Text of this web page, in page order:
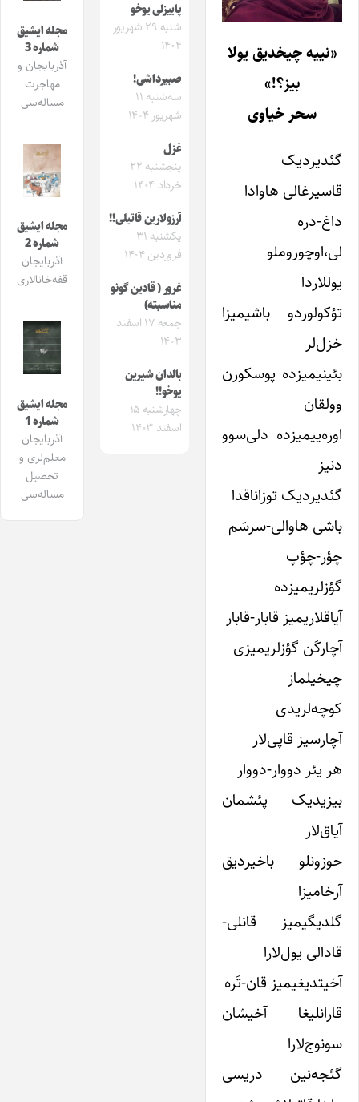
«نییه چیخدیق یولا
بیز؟!»
سحر خیاوی
گئدیردیک
قاسیرغالی هاوادا
داغ-دره
لی،اوچوروملو
یوللاردا
تؤکولوردو باشیمیزا
خزل‌لر
بئینیمیزده پوسکورن
وولقان
اوره‌ییمیزده دلی‌سوو
دنیز
گئدیردیک توزاناقدا
باشی هاوالی-سرسَم
چؤر-چؤپ
گؤزلریمیزده
آیاقلاریمیز قابار-قابار
آچارکَن گؤزلریمیزی
چیخیلماز
کوچه‌لریدی
آچارسیز قاپی‌لار
هر یئر دووار-دووار
بیزیدیک پئشمان
آیاق‌لار
حوزونلو باخیردیق
آرخامیزا
گلدیگیمیز قانلی-
قادالی یول‌لارا
آخیتدیغیمیز قان-تَره
قارانلیغا آخیشان
سونوج‌لارا
گئجه‌نین دریسی
پاییزلی یوخو
شنبه ۲۹ شهریور
۱۴۰۴
صبیرداشی!
سه‌شنبه ۱۱
شهریور ۱۴۰۴
غزل
پنجشنبه ۲۲
خرداد ۱۴۰۴
آرزولارین قاتیلی!!
یکشنبه ۳۱
فروردین ۱۴۰۴
غرور ( قادین گونو
مناسبته)
جمعه ۱۷ اسفند
۱۴۰۳
بالدان شیرین
یوخو!!
چهارشنبه ۱۵
اسفند ۱۴۰۳
مجله ایشیق
شماره 3
آذربایجان و
مهاجرت
مساله‌سی
مجله ایشیق
شماره 2
آذربایجان
قفه‌خانالاری
مجله ایشیق
شماره 1
آذربایجان
معلم‌لری و
تحصیل
مساله‌سی